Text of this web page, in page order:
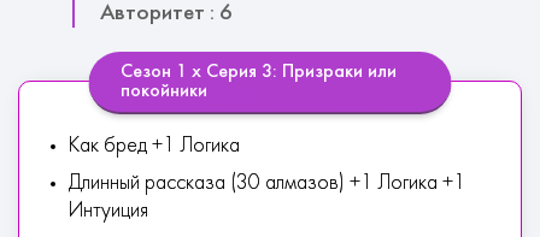
Авторитет : 6
Сезон 1 х Серия 3: Призраки или
покойники
Как бред +1 Логика
Длинный рассказа (30 алмазов) +1 Логика +1
Интуиция